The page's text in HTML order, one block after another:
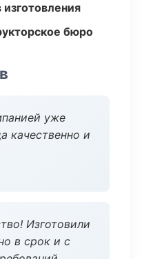
бюро
уже
качественно и
Изготовили
в срок и с